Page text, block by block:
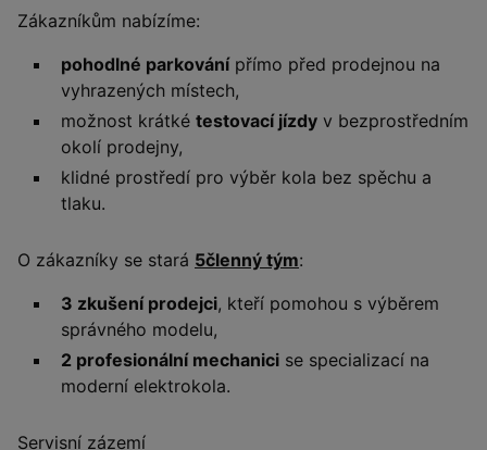
Zákazníkům nabízíme:
pohodlné parkovánípřímo před prodejnou na
vyhrazených místech,
možnost krátké testovací jízdy v bezprostředním
okolí prodejny,
klidné prostředí pro výběr kola bez spěchu a
tlaku.
O zákazníky se stará 5členný tým:
3 zkušení prodejci, kteří pomohou s výběrem
správného modelu,
2 profesionální mechanici se specializací na
moderní elektrokola.
Servisní zázemí